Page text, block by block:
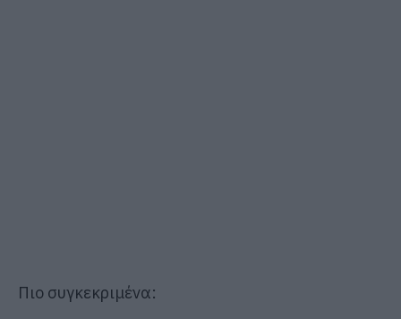
Πιο συγκεκριμένα: